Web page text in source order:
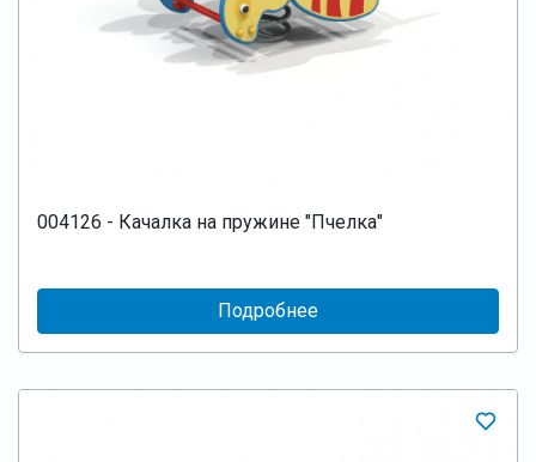
004126 - Качалка на пружине "Пчелка"
Подробнее